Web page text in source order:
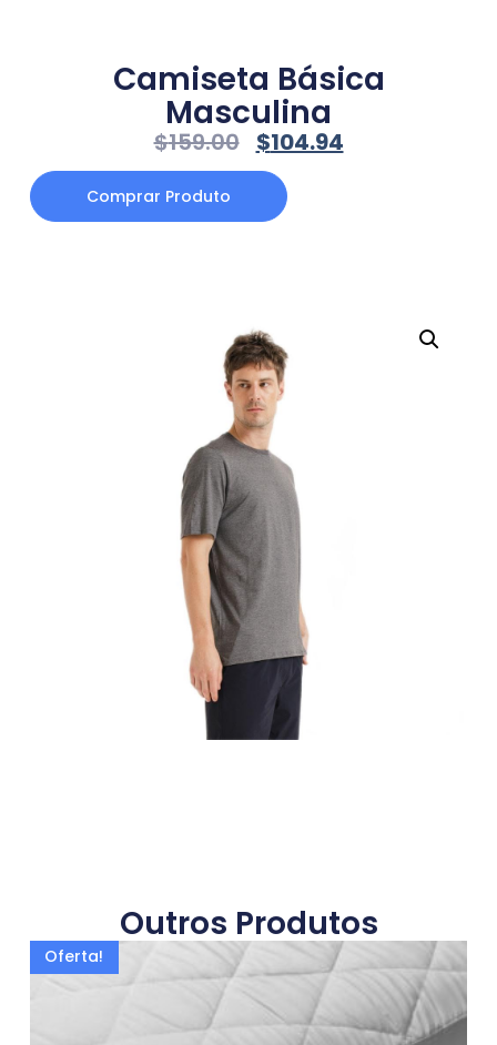
Camiseta Básica
Masculina
$159.00 $104.94
Comprar Produto
Outros Produtos
Oferta!